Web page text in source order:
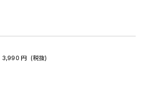
3,990 円 (税抜)